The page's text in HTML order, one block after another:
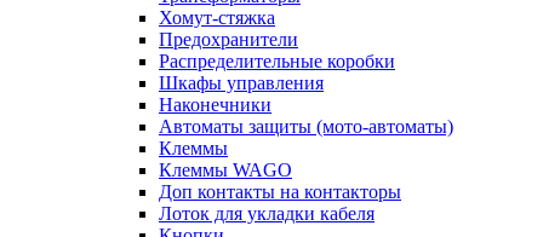
Хомут-стяжка
Предохранители
Распределительные коробки
Шкафы управления
Наконечники
Автоматы защиты (мото-автоматы)
Клеммы
Клеммы WAGO
Доп контакты на контакторы
Лоток для укладки кабеля